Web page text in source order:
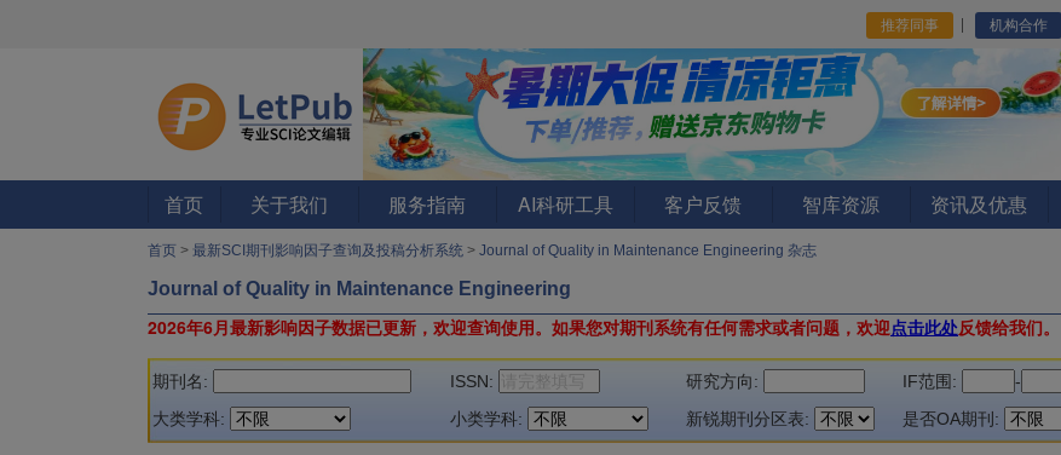
推荐同事 机构合作
首页 关于我们 服务指南 AI科研工具 客户反馈 智库资源 资讯及优惠
首页 > 最新SCI期刊影响因子查询及投稿分析系统 > Journal of Quality in Maintenance Engineering 杂志
Journal of Quality in Maintenance Engineering
2026年6月最新影响因子数据已更新，欢迎查询使用。 如果您对期刊系统有任何需求或者问题，欢迎点击此处反馈给我们。
期刊名: ISSN: 研究方向: IF范围: -
大类学科:
小类学科: 新锐期刊分区表: 是否OA期刊: